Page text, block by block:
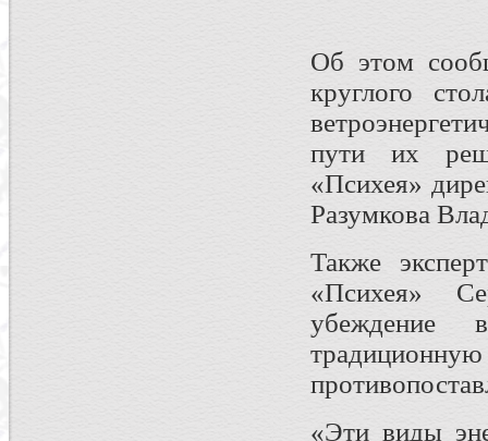
Об этом
круглого
пути их
«Психея»
Разумкова
Также
«Психея»
убеждение
«Эти виды